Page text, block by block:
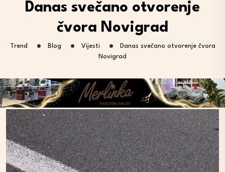
Danas svečano otvorenje
čvora Novigrad
Trend Blog Vijesti
Danas svečano otvorenje čvora
Novigrad